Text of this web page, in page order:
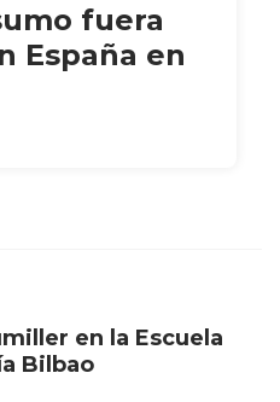
fuera
España en
en la Escuela
Bilbao